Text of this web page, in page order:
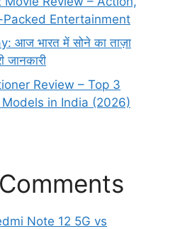
Packed Entertainment
आज भारत में सोने का ताज़ा
जानकारी
Review – Top 3
in India (2026)
Note 12 5G vs